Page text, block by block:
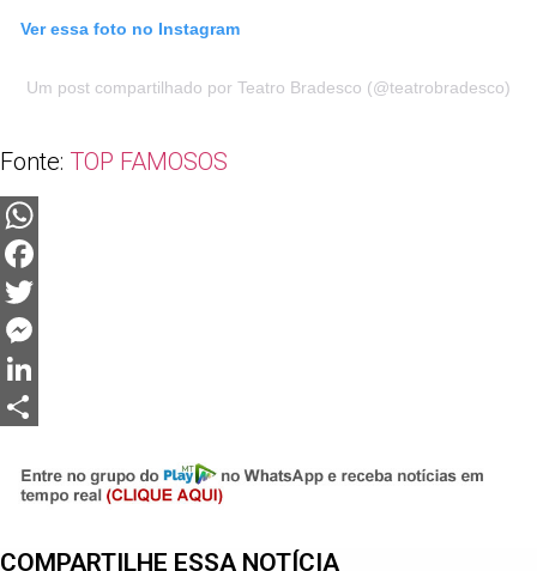
Ver essa foto no Instagram
Um post compartilhado por Teatro Bradesco (@teatrobradesco)
Fonte: TOP FAMOSOS
WhatsApp
Facebook
Twitter
Messenger
LinkedIn
COMPARTILHE ESSA NOTÍCIA